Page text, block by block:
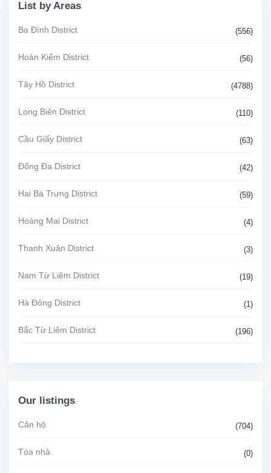
List by Areas
Ba Đình District (556)
Hoàn Kiếm District (56)
Tây Hồ District (4788)
Long Biên District (110)
Cầu Giấy District (63)
Đống Đa District (42)
Hai Bà Trưng District (59)
Hoàng Mai District (4)
Thanh Xuân District (3)
Nam Từ Liêm District (19)
Hà Đông District (1)
Bắc Từ Liêm District (196)
Our listings
Căn hộ (704)
Tòa nhà (0)